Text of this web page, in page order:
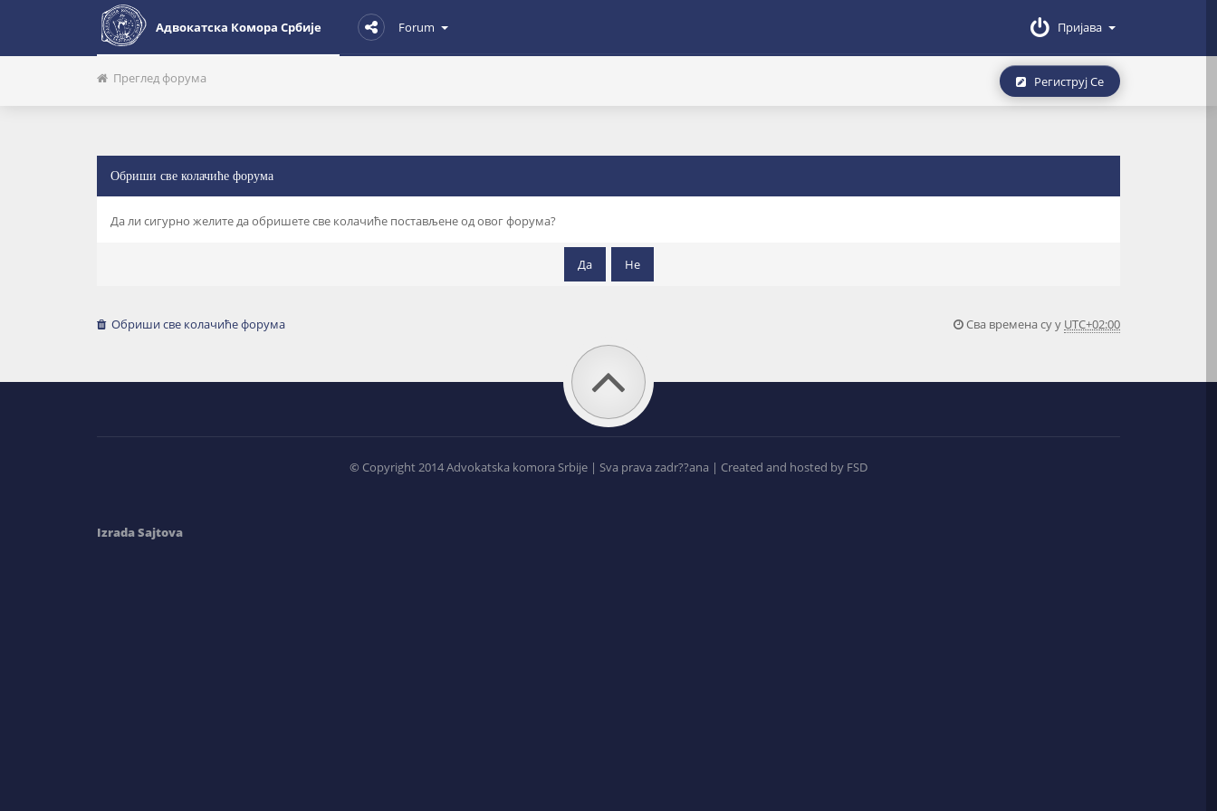
Адвокатска Комора Србије Forum Пријава
Преглед форума Региструј Се
Обриши све колачиће форума
Да ли сигурно желите да обришете све колачиће постављене од овог форума?
Обриши све колачиће форума Сва времена су у UTC+02:00
© Copyright 2014 Advokatska komora Srbije | Sva prava zadr??ana | Created and hosted by FSD
Izrada Sajtova